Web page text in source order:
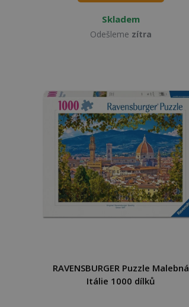
Skladem
Odešleme zítra
RAVENSBURGER Puzzle Malebná
Itálie 1000 dílků